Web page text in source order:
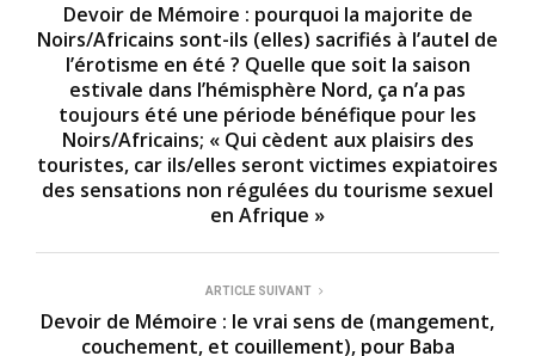
Devoir de Mémoire : pourquoi la majorite de
Noirs/Africains sont-ils (elles) sacrifiés à l’autel de
l’érotisme en été ? Quelle que soit la saison
estivale dans l’hémisphère Nord, ça n’a pas
toujours été une période bénéfique pour les
Noirs/Africains; « Qui cèdent aux plaisirs des
touristes, car ils/elles seront victimes expiatoires
des sensations non régulées du tourisme sexuel
en Afrique »
ARTICLE SUIVANT
Devoir de Mémoire : le vrai sens de (mangement,
couchement, et couillement), pour Baba